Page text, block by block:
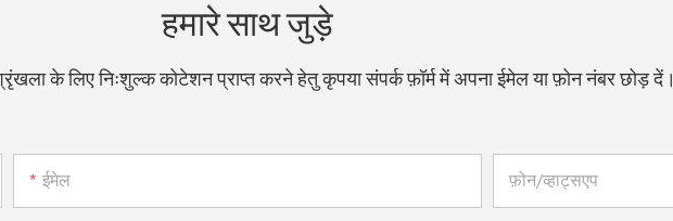
हमारे साथ जुड़े
के लिए निःशुल्क कोटेशन प्राप्त करने हेतु कृपया संपर्क फ़ॉर्म में अपना ईमेल या फ़ोन नंबर छोड़ दें।
ईमेल फ़ोन/व्हाट्सएप